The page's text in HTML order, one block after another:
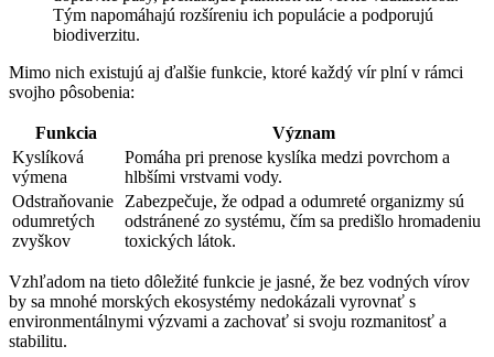
Tým napomáhajú rozšíreniu ich populácie a podporujú
biodiverzitu.
Mimo nich existujú aj ďalšie funkcie, ktoré každý vír plní v rámci
svojho pôsobenia:
Funkcia
Význam
Kyslíková
výmena
Pomáha pri prenose kyslíka medzi povrchom a
hlbšími vrstvami vody.
Odstraňovanie
odumretých
zvyškov
Zabezpečuje, že odpad a odumreté organizmy sú
odstránené zo systému, čím sa predišlo hromadeniu
toxických látok.
Vzhľadom na tieto dôležité funkcie je jasné, že bez vodných vírov
by sa mnohé morských ekosystémy nedokázali vyrovnať s
environmentálnymi výzvami a zachovať si svoju rozmanitosť a
stabilitu.